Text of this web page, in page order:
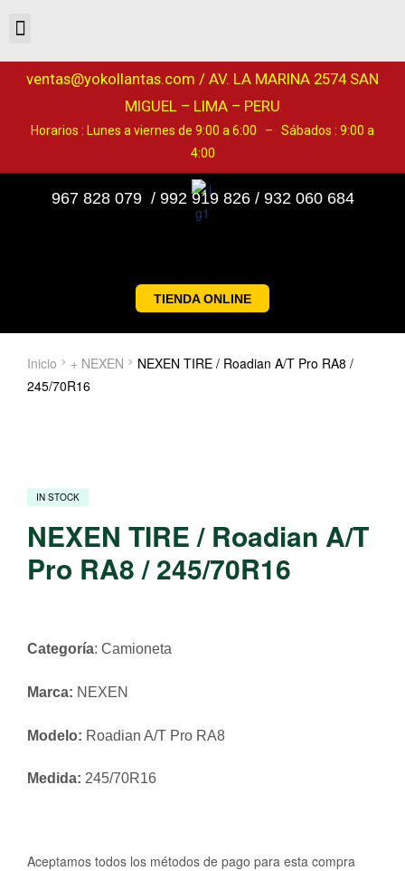
ventas@yokollantas.com / AV. LA MARINA 2574 SAN
MIGUEL – LIMA – PERU
Horarios : Lunes a viernes de 9:00 a 6:00 – Sábados : 9:00 a
4:00
967 828 079 / 992 919 826 / 932 060 684
TIENDA ONLINE
Inicio + NEXEN
NEXEN TIRE / Roadian A/T Pro RA8 /
245/70R16
IN STOCK
NEXEN TIRE / Roadian A/T
Pro RA8 / 245/70R16
Categoría: Camioneta
Marca: NEXEN
Modelo: Roadian A/T Pro RA8
Medida: 245/70R16
Aceptamos todos los métodos de pago para esta compra